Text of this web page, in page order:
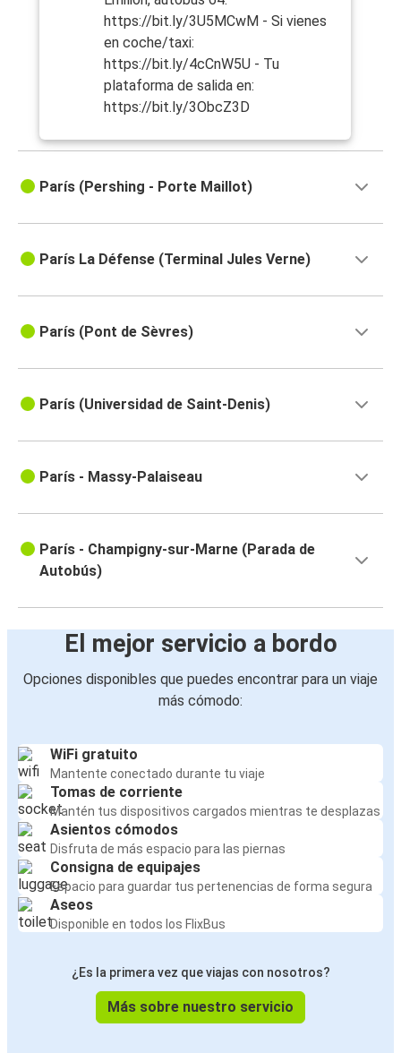
https://bit.ly/3U5MCwM - Si vienes
en coche/taxi:
https://bit.ly/4cCnW5U - Tu
plataforma de salida en:
https://bit.ly/3ObcZ3D
París (Pershing - Porte Maillot)
París La Défense (Terminal Jules Verne)
París (Pont de Sèvres)
París (Universidad de Saint-Denis)
París - Massy-Palaiseau
París - Champigny-sur-Marne (Parada de
Autobús)
El mejor servicio a bordo
Opciones disponibles que puedes encontrar para un viaje
más cómodo:
WiFi gratuito
Mantente conectado durante tu viaje
Tomas de corriente
Mantén tus dispositivos cargados mientras te desplazas
Asientos cómodos
Disfruta de más espacio para las piernas
Consigna de equipajes
Espacio para guardar tus pertenencias de forma segura
Aseos
Disponible en todos los FlixBus
¿Es la primera vez que viajas con nosotros?
Más sobre nuestro servicio